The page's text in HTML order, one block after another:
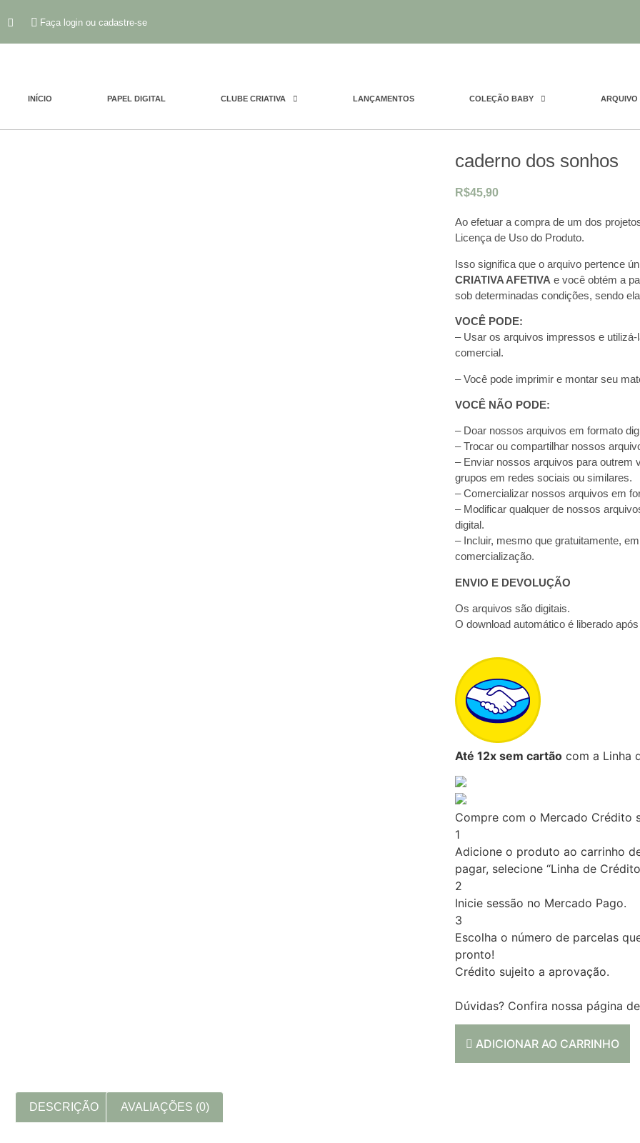
Faça login ou cadastre-se
INÍCIO PAPEL DIGITAL CLUBE CRIATIVA LANÇAMENTOS COLEÇÃO BABY ARQUIVO
caderno dos sonhos
R$45,90
Ao efetuar a compra de um dos
Licença de Uso do Produto.
Isso significa que o arquivo pertence
CRIATIVA AFETIVA e você obtém a
sob determinadas condições, sendo
VOCÊ PODE:
– Usar os arquivos impressos e
comercial.
– Você pode imprimir e montar seu
VOCÊ NÃO PODE:
– Doar nossos arquivos em formato
– Trocar ou compartilhar nossos
– Enviar nossos arquivos para outrem
grupos em redes sociais ou similares.
– Comercializar nossos arquivos em
– Modificar qualquer de nossos
digital.
– Incluir, mesmo que gratuitamente,
comercialização.
ENVIO E DEVOLUÇÃO
Os arquivos são digitais.
O download automático é liberado
Até 12x sem cartãocom a Linha
Compre com o Mercado Crédito
1
Adicione o produto ao carrinho
pagar, selecione “Linha de
2
Inicie sessão no Mercado Pago.
3
Escolha o número de parcelas
pronto!
Crédito sujeito a aprovação.
Dúvidas? Confira nossa página de
ADICIONAR AO CARRINHO
DESCRIÇÃO AVALIAÇÕES (0)